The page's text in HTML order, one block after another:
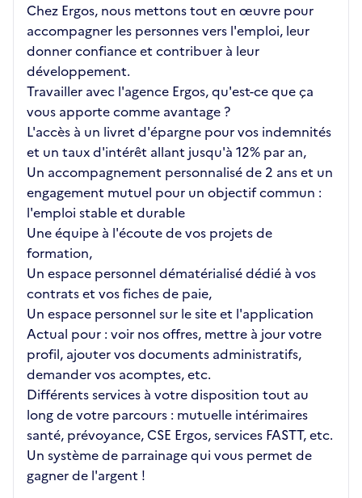
Chez Ergos, nous mettons tout en œuvre pour
accompagner les personnes vers l'emploi, leur
donner confiance et contribuer à leur
développement.
Travailler avec l'agence Ergos, qu'est-ce que ça
vous apporte comme avantage ?
L'accès à un livret d'épargne pour vos indemnités
et un taux d'intérêt allant jusqu'à 12% par an,
Un accompagnement personnalisé de 2 ans et un
engagement mutuel pour un objectif commun :
l'emploi stable et durable
Une équipe à l'écoute de vos projets de
formation,
Un espace personnel dématérialisé dédié à vos
contrats et vos fiches de paie,
Un espace personnel sur le site et l'application
Actual pour : voir nos offres, mettre à jour votre
profil, ajouter vos documents administratifs,
demander vos acomptes, etc.
Différents services à votre disposition tout au
long de votre parcours : mutuelle intérimaires
santé, prévoyance, CSE Ergos, services FASTT, etc.
Un système de parrainage qui vous permet de
gagner de l'argent !